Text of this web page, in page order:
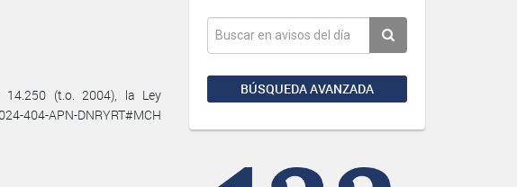
BÚSQUEDA AVANZADA
14.250 (t.o. 2004), la Ley
404-APN-DNRYRT#MCH